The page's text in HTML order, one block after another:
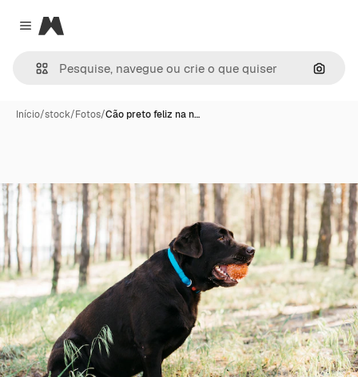
Close menu
Magnific
Início/stock/Fotos/Cão preto feliz na n…